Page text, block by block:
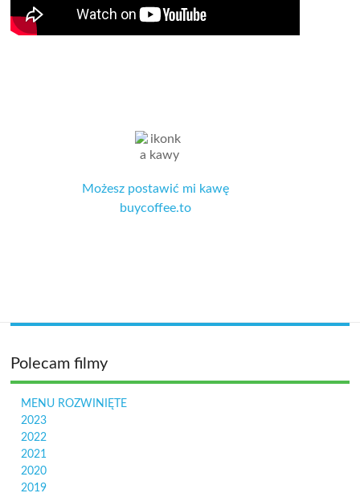
Możesz postawić mi kawę
buycoffee.to
Polecam filmy
MENU ROZWINIĘTE
2023
2022
2021
2020
2019